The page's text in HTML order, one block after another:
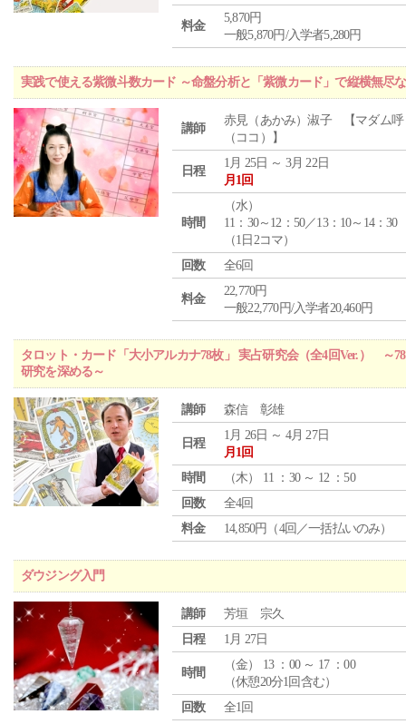
料金
5,870円
一般5,870円/入学者5,280円
実践で使える紫微斗数カード ～命盤分析と「紫微カード」で縦横無尽
講師
赤見（あかみ）淑子 【マダム呼
（ココ）】
日程
1月 25日 ～ 3月 22日
月1回
時間
（水）
11：30～12：50／13：10～14：30
（1日2コマ）
回数
全6回
料金
22,770円
一般22,770円/入学者20,460円
タロット・カード「大小アルカナ78枚」 実占研究会（全4回Ver.） ～
研究を深める～
講師 森信 彰雄
日程
1月 26日 ～ 4月 27日
月1回
時間
（木） 11 ：30 ～ 12 ：50
回数
全4回
料金
14,850円（4回／一括払いのみ）
ダウジング入門
講師
芳垣 宗久
日程
1月 27日
時間
（金） 13 ：00 ～ 17 ：00
（休憩20分1回含む）
回数
全1回